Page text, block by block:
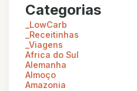
Categorias
_LowCarb
_Receitinhas
_Viagens
Africa do Sul
Alemanha
Almoço
Amazonia